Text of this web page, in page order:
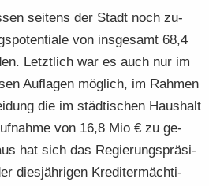
sei­tens der Stadt noch zu­
von ins­ge­samt 68,4
Letzt­lich war es auch nur im
Auf­la­gen mög­lich, im Rah­men
die im städ­ti­schen Haus­halt
von 16,8 Mio € zu ge­
hat sich das Re­gie­rungs­prä­si­
dies­jäh­ri­gen Kre­dit­er­mäch­ti­